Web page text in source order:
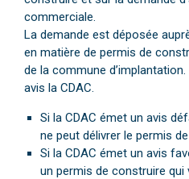
commerciale.
La demande est déposée
en matière de permis de
de la commune
avis la CDAC.
Si la CDAC émet un avis
ne peut délivrer le permis
Si la CDAC émet un avis
un permis de construire qui